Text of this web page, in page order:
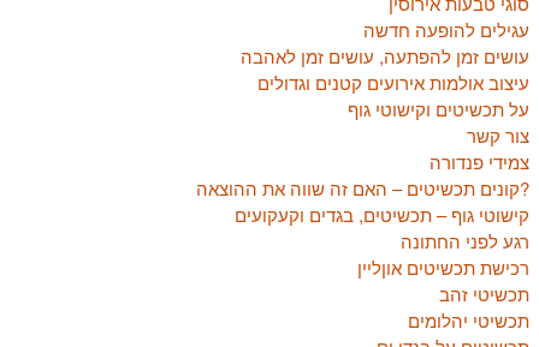
עגילים להופעה חדשה
עושים זמן להפתעה, עושים זמן לאהבה
עיצוב אולמות אירועים קטנים וגדולים
על תכשיטים וקישוטי גוף
צור קשר
צמידי פנדורה
קונים תכשיטים – האם זה שווה את ההוצאה?
קישוטי גוף – תכשיטים, בגדים וקעקועים
רגע לפני החתונה
רכישת תכשיטים אוןליין
תכשיטי זהב
תכשיטי יהלומים